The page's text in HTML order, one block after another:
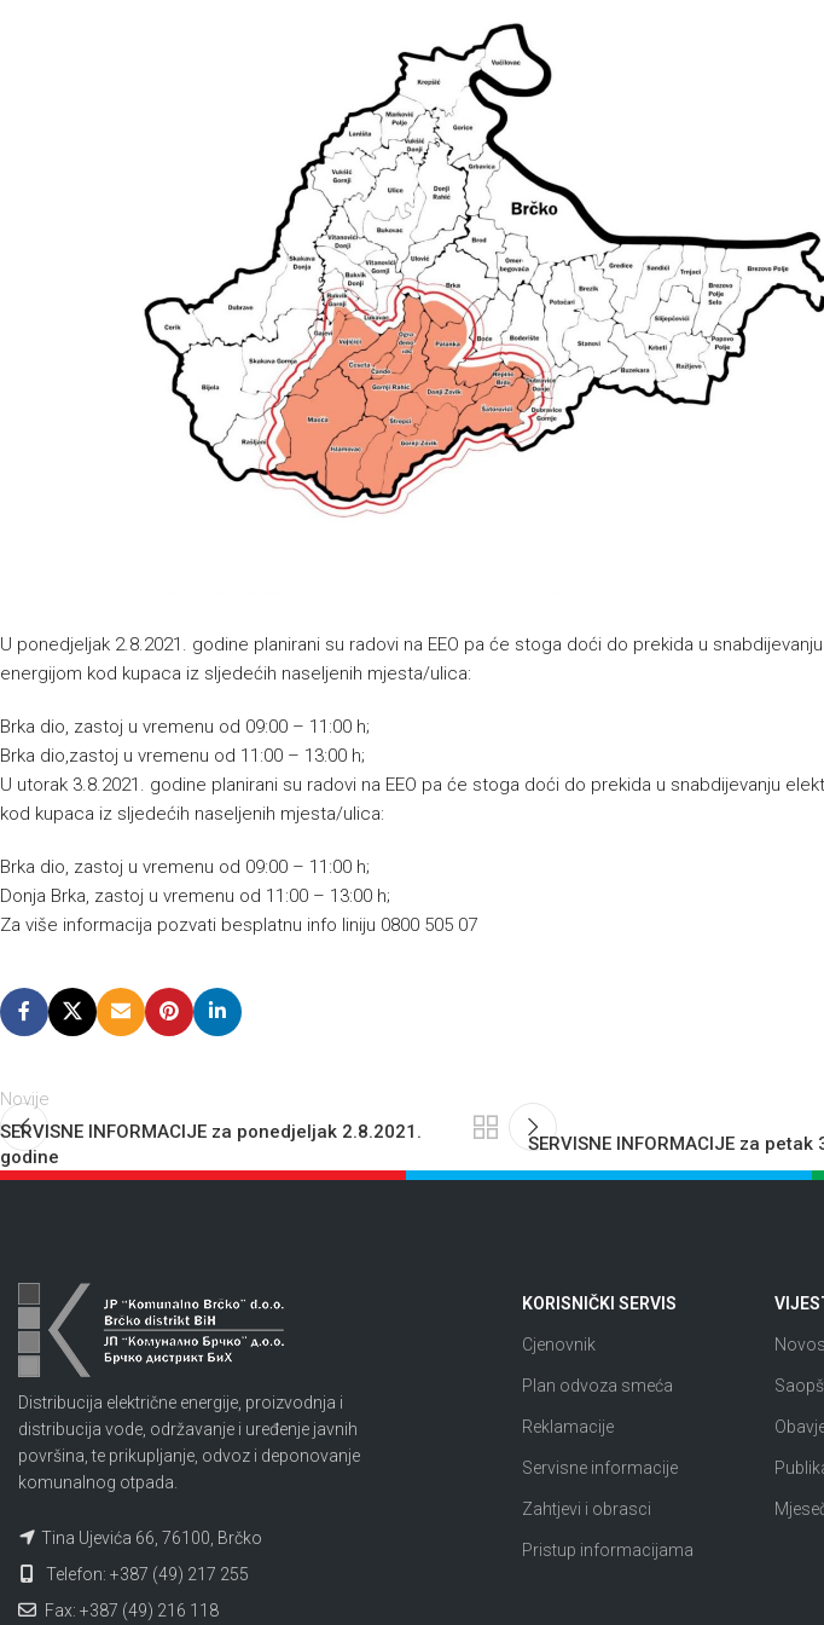
U ponedjeljak 2.8.2021. godine planirani su radovi na EEO pa će stoga doći do prekida u
energijom kod kupaca iz sljedećih naseljenih mjesta/ulica:
Brka dio, zastoj u vremenu od 09:00 – 11:00 h;
Brka dio,zastoj u vremenu od 11:00 – 13:00 h;
U utorak 3.8.2021. godine planirani su radovi na EEO pa će stoga doći do prekida u snabdijevanju
kod kupaca iz sljedećih naseljenih mjesta/ulica:
Brka dio, zastoj u vremenu od 09:00 – 11:00 h;
Donja Brka, zastoj u vremenu od 11:00 – 13:00 h;
Za više informacija pozvati besplatnu info liniju 0800 505 07
Novije
SERVISNE INFORMACIJE za ponedjeljak 2.8.2021.
godine
SERVISNE INFORMACIJE za
Distribucija električne energije, proizvodnja i
distribucija vode, održavanje i uređenje javnih
površina, te prikupljanje, odvoz i deponovanje
komunalnog otpada.
Tina Ujevića 66, 76100, Brčko
Telefon: +387 (49) 217 255
Fax: +387 (49) 216 118
KORISNIČKI SERVIS
Cjenovnik
Plan odvoza smeća
Reklamacije
Servisne informacije
Zahtjevi i obrasci
Pristup informacijama